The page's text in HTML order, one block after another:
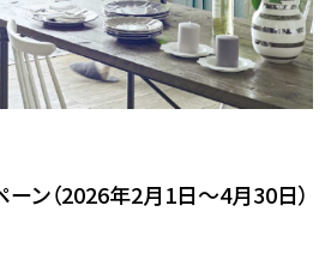
ーン（2026年2月1日～4月30日）